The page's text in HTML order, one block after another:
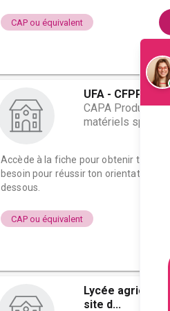
CAP ou équivalent
UFA - CFPPA
CAPA
matériels
Accède à la fiche pour obtenir toutes
besoin pour réussir ton orientation
dessous.
CAP ou équivalent
Lycée agricole
site d...